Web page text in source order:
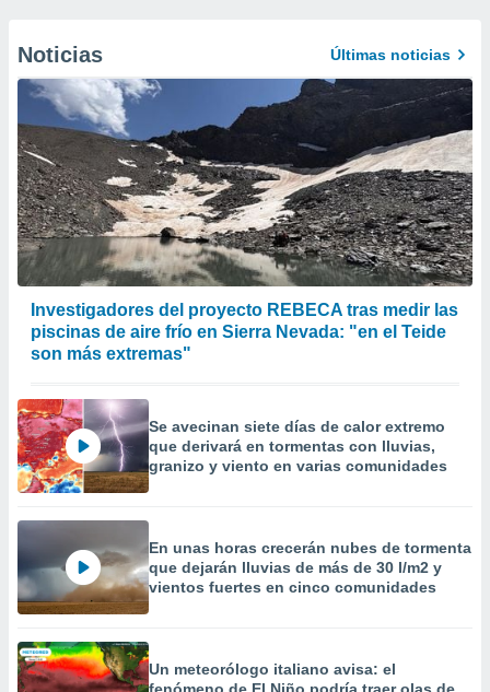
Noticias Últimas noticias
Investigadores del proyecto REBECA tras medir las
piscinas de aire frío en Sierra Nevada: "en el Teide
son más extremas"
Se avecinan siete días de calor extremo
que derivará en tormentas con lluvias,
granizo y viento en varias comunidades
En unas horas crecerán nubes de tormenta
que dejarán lluvias de más de 30 l/m2 y
vientos fuertes en cinco comunidades
Un meteorólogo italiano avisa: el